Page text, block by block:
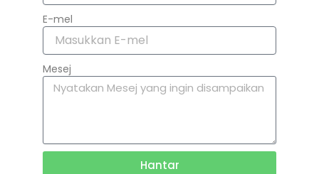
E-mel
Mesej
Hantar